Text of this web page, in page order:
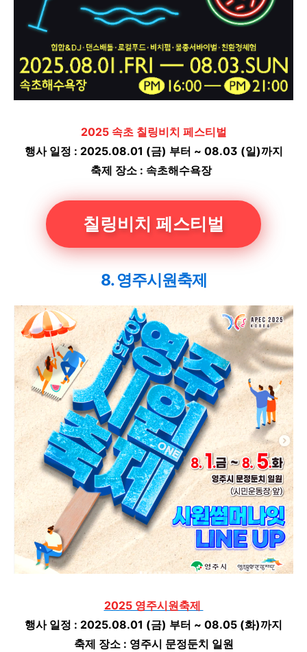
2025 속초 칠링비치 페스티벌
행사 일정 : 2025.08.01 (금) 부터 ~ 08.03 (일)까지
축제 장소 : 속초해수욕장
칠링비치 페스티벌
8. 영주시원축제
2025 영주시원축제
행사 일정 : 2025.08.01 (금) 부터 ~ 08.05 (화)까지
축제 장소 : 영주시 문정둔치 일원